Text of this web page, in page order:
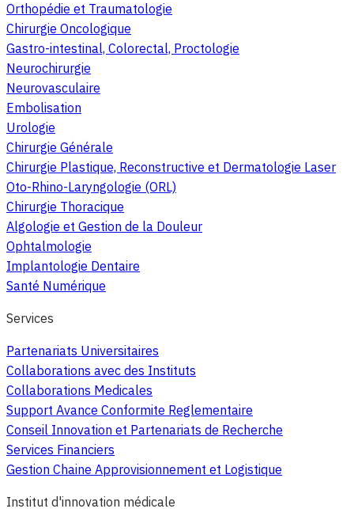
Orthopédie et Traumatologie
Chirurgie Oncologique
Gastro-intestinal, Colorectal, Proctologie
Neurochirurgie
Neurovasculaire
Embolisation
Urologie
Chirurgie Générale
Chirurgie Plastique, Reconstructive et Dermatologie Laser
Oto-Rhino-Laryngologie (ORL)
Chirurgie Thoracique
Algologie et Gestion de la Douleur
Ophtalmologie
Implantologie Dentaire
Santé Numérique
Services
Partenariats Universitaires
Collaborations avec des Instituts
Collaborations Medicales
Support Avance Conformite Reglementaire
Conseil Innovation et Partenariats de Recherche
Services Financiers
Gestion Chaine Approvisionnement et Logistique
Institut d'innovation médicale